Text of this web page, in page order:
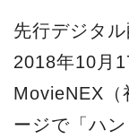
先行デジタ
2018年10月
MovieNEX（
ージで「ハ